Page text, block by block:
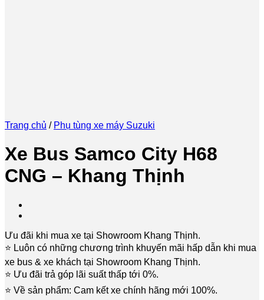
Trang chủ / Phụ tùng xe máy Suzuki
Xe Bus Samco City H68
CNG – Khang Thịnh
Ưu đãi khi mua xe tại Showroom Khang Thịnh.
⭐️ Luôn có những chương trình khuyến mãi hấp dẫn khi mua
xe bus & xe khách tại Showroom Khang Thịnh.
⭐️ Ưu đãi trả góp lãi suất thấp tới 0%.
⭐️ Về sản phẩm: Cam kết xe chính hãng mới 100%.